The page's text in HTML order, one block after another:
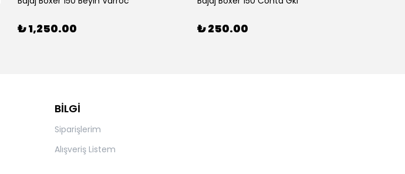
₺ 1,250.00 ₺ 250.00
BİLGİ
Siparişlerim
Alışveriş Listem